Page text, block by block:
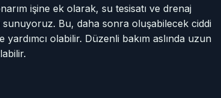
işine ek olarak, su tesisatı ve drenaj
sunuyoruz. Bu, daha sonra oluşabilecek ciddi
yardımcı olabilir. Düzenli bakım aslında uzun